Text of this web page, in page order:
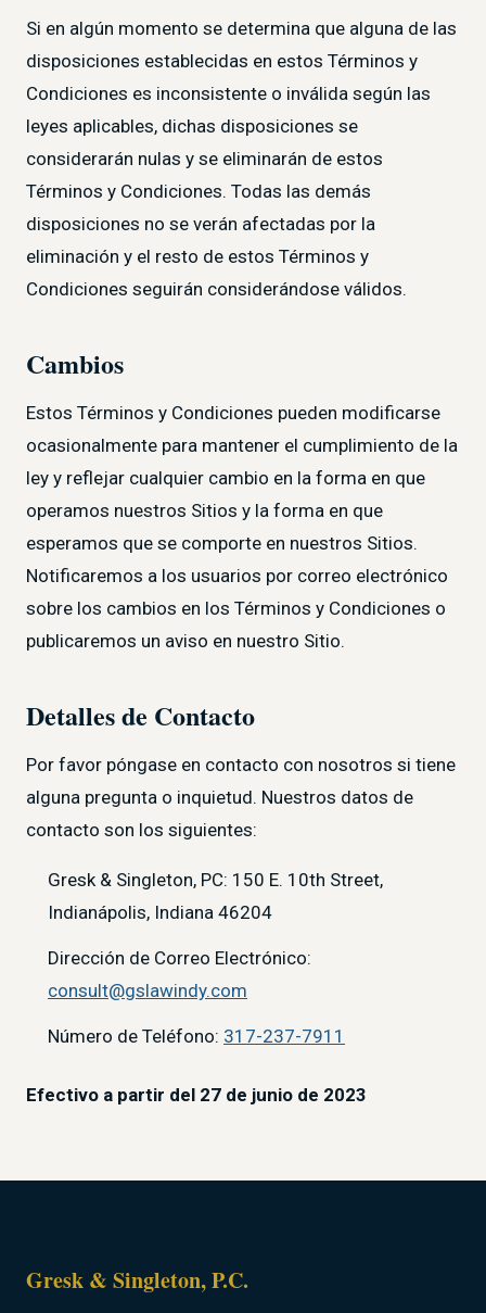
Si en algún momento se determina que alguna de las
disposiciones establecidas en estos Términos y
Condiciones es inconsistente o inválida según las
leyes aplicables, dichas disposiciones se
considerarán nulas y se eliminarán de estos
Términos y Condiciones. Todas las demás
disposiciones no se verán afectadas por la
eliminación y el resto de estos Términos y
Condiciones seguirán considerándose válidos.
Cambios
Estos Términos y Condiciones pueden modificarse
ocasionalmente para mantener el cumplimiento de la
ley y reflejar cualquier cambio en la forma en que
operamos nuestros Sitios y la forma en que
esperamos que se comporte en nuestros Sitios.
Notificaremos a los usuarios por correo electrónico
sobre los cambios en los Términos y Condiciones o
publicaremos un aviso en nuestro Sitio.
Detalles de Contacto
Por favor póngase en contacto con nosotros si tiene
alguna pregunta o inquietud. Nuestros datos de
contacto son los siguientes:
Gresk & Singleton, PC: 150 E. 10th Street,
Indianápolis, Indiana 46204
Dirección de Correo Electrónico:
consult@gslawindy.com
Número de Teléfono: 317-237-7911
Efectivo a partir del 27 de junio de 2023
Gresk & Singleton, P.C.